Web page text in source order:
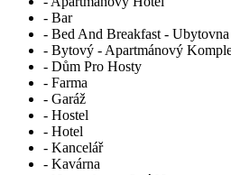
- Bar
- Bed And Breakfast -
- Bytový - Apartmánový
- Dům Pro Hosty
- Farma
- Garáž
- Hostel
- Hotel
- Kancelář
- Kavárna